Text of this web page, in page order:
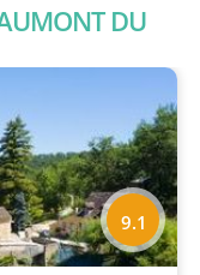
DU
9.1